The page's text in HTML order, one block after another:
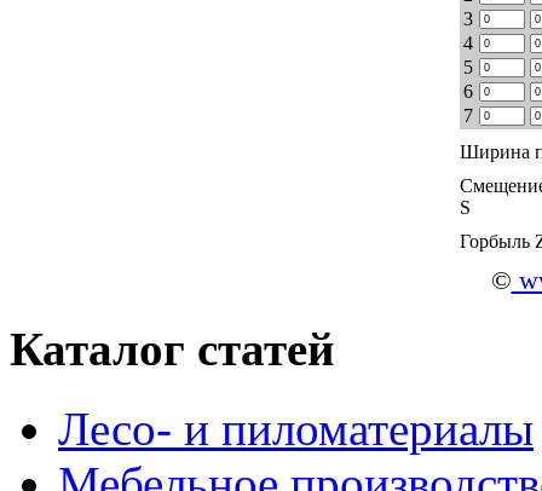
3
4
5
6
7
Ширина
S
Горбыль
©
Каталог статей
Лесо- и пиломатериалы